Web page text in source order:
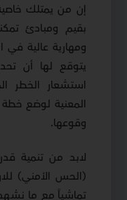
إن من يمتلك
بقيم ومبادئ
ومهارية عالية في
يتوقع لها أن
استشعار الخطر
المعنية لوضع خطة
وقوعها.
لابد من تنمية
(الحس الأمني)
تماشياً مع ما